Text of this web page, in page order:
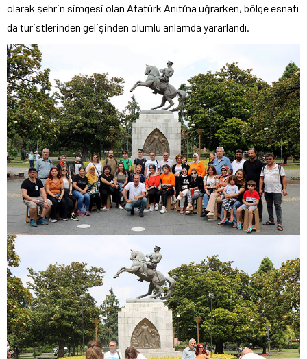
olarak şehrin simgesi olan Atatürk Anıtı’na uğrarken, bölge esnafı
da turistlerinden gelişinden olumlu anlamda yararlandı.